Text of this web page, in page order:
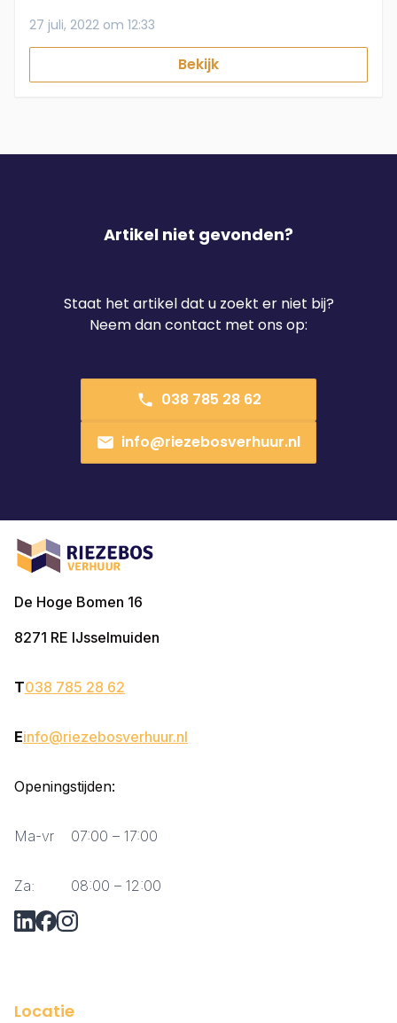
27 juli, 2022 om 12:33
Bekijk
Artikel niet gevonden?
Staat het artikel dat u zoekt er niet bij?
Neem dan contact met ons op:
038 785 28 62
info@riezebosverhuur.nl
De Hoge Bomen 16
8271 RE IJsselmuiden
T038 785 28 62
Einfo@riezebosverhuur.nl
Openingstijden:
Ma-vr 07:00 – 17:00
Za: 08:00 – 12:00
Locatie